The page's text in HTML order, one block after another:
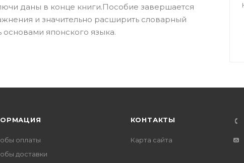
даны в конце книги.Пособие завершается
и значительно расширить словарный
основами японского языка.
оплаты
доставки
КОНТАКТЫ
Карта сайта